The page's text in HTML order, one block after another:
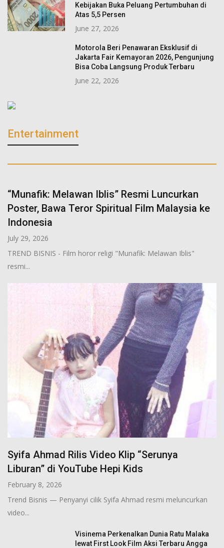
Kebijakan Buka Peluang Pertumbuhan di
Atas 5,5 Persen
June 27, 2026
Motorola Beri Penawaran Eksklusif di
Jakarta Fair Kemayoran 2026, Pengunjung
Bisa Coba Langsung Produk Terbaru
June 22, 2026
Entertainment
“Munafik: Melawan Iblis” Resmi Luncurkan
Poster, Bawa Teror Spiritual Film Malaysia ke
Indonesia
July 29, 2026
TREND BISNIS - Film horor religi "Munafik: Melawan Iblis"
resmi...
Syifa Ahmad Rilis Video Klip “Serunya
Liburan” di YouTube Hepi Kids
February 8, 2026
Trend Bisnis — Penyanyi cilik Syifa Ahmad resmi meluncurkan
video...
Visinema Perkenalkan Dunia Ratu Malaka
lewat First Look Film Aksi Terbaru Angga